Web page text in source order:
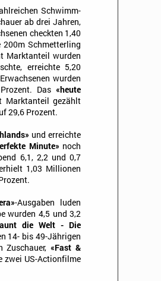
Schwimm-
ab drei Jahren,
checkten 1,40
200m Schmetterling
Marktanteil wurden
erreichte 5,20
wurden
Das«heute
Marktanteil gezählt
29,6 Prozent.
und erreichte
Minute» noch
6,1, 2,2 und 0,7
1,03 Millionen
-Ausgaben luden
wurden 4,5 und 3,2
die Welt - Die
14- bis 49-Jährigen
Zuschauer,«Fast &
zwei US-Actionfilme